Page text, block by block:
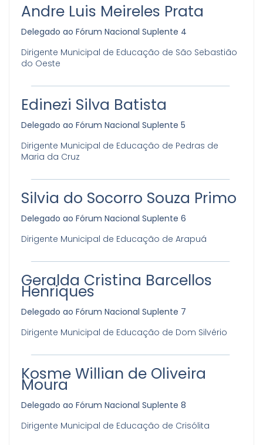
Andre Luis Meireles Prata
Delegado ao Fórum Nacional Suplente 4
Dirigente Municipal de Educação de São Sebastião
do Oeste
Edinezi Silva Batista
Delegado ao Fórum Nacional Suplente 5
Dirigente Municipal de Educação de Pedras de
Maria da Cruz
Silvia do Socorro Souza Primo
Delegado ao Fórum Nacional Suplente 6
Dirigente Municipal de Educação de Arapuá
Geralda Cristina Barcellos
Henriques
Delegado ao Fórum Nacional Suplente 7
Dirigente Municipal de Educação de Dom Silvério
Kosme Willian de Oliveira
Moura
Delegado ao Fórum Nacional Suplente 8
Dirigente Municipal de Educação de Crisólita